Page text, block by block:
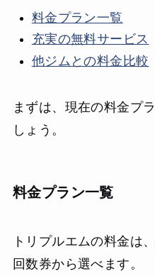
料金プラン一覧
充実の無料サービス
他ジムとの料金比較
まずは、現在の料金プ
しょう。
料金プラン一覧
トリプルエムの料金は
回数券から選べます。